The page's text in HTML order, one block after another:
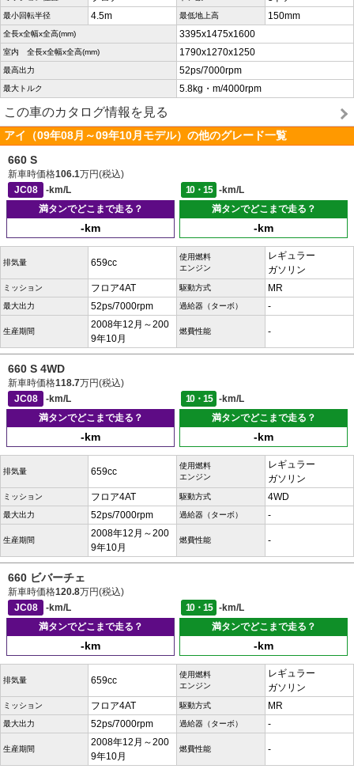
最小回転半径 4.5m 最低地上高 150mm
全長x全幅x全高(mm) 3395x1475x1600
室内 全長x全幅x全高(mm) 1790x1270x1250
最高出力 52ps/7000rpm
最大トルク 5.8kg・m/4000rpm
この車のカタログ情報を見る
アイ（09年08月～09年10月モデル）の他のグレード一覧
660 S
新車時価格106.1万円(税込)
JC08
-km/L 10・15
-km/L
満タンでどこまで走る？
-km
満タンでどこまで走る？
-km
排気量 659cc
使用燃料
エンジン
レギュラー
ガソリン
ミッション フロア4AT 駆動方式 MR
最大出力 52ps/7000rpm 過給器（ターボ） -
生産期間
2008年12月～200
9年10月
燃費性能 -
660 S 4WD
新車時価格118.7万円(税込)
JC08
-km/L 10・15
-km/L
満タンでどこまで走る？
-km
満タンでどこまで走る？
-km
排気量 659cc
使用燃料
エンジン
レギュラー
ガソリン
ミッション フロア4AT 駆動方式 4WD
最大出力 52ps/7000rpm 過給器（ターボ） -
生産期間
2008年12月～200
9年10月
燃費性能 -
660 ビバーチェ
新車時価格120.8万円(税込)
JC08
-km/L 10・15
-km/L
満タンでどこまで走る？
-km
満タンでどこまで走る？
-km
排気量 659cc
使用燃料
エンジン
レギュラー
ガソリン
ミッション フロア4AT 駆動方式 MR
最大出力 52ps/7000rpm 過給器（ターボ） -
生産期間
2008年12月～200
9年10月
燃費性能 -